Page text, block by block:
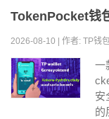
TokenPocket钱
2026-08-10 | 作者: TP钱
一
安
的